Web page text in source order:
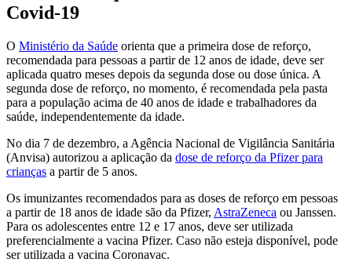
Covid-19
O Ministério da Saúde orienta que a primeira dose de reforço,
recomendada para pessoas a partir de 12 anos de idade, deve ser
aplicada quatro meses depois da segunda dose ou dose única. A
segunda dose de reforço, no momento, é recomendada pela pasta
para a população acima de 40 anos de idade e trabalhadores da
saúde, independentemente da idade.
No dia 7 de dezembro, a Agência Nacional de Vigilância Sanitária
(Anvisa) autorizou a aplicação da dose de reforço da Pfizer para
crianças a partir de 5 anos.
Os imunizantes recomendados para as doses de reforço em pessoas
a partir de 18 anos de idade são da Pfizer, AstraZeneca ou Janssen.
Para os adolescentes entre 12 e 17 anos, deve ser utilizada
preferencialmente a vacina Pfizer. Caso não esteja disponível, pode
ser utilizada a vacina Coronavac.